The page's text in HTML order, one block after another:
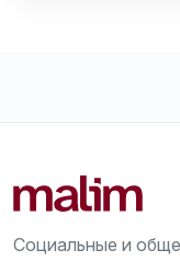
Социальные и